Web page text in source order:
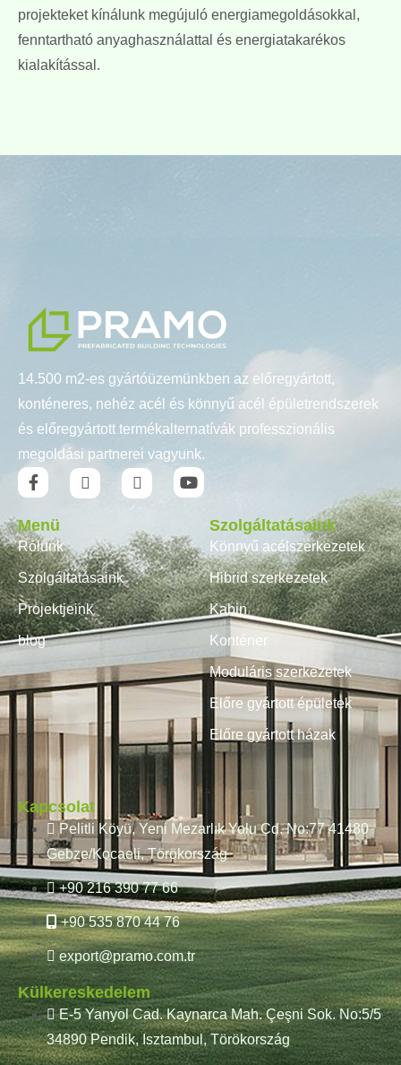
projekteket kínálunk megújuló energiamegoldásokkal,
fenntartható anyaghasználattal és energiatakarékos
kialakítással.
14.500 m2-es gyártóüzemünkben az előregyártott,
konténeres, nehéz acél és könnyű acél épületrendszerek
és előregyártott termékalternatívák professzionális
megoldási partnerei vagyunk.
Menü
Rólunk
Szolgáltatásaink
Projektjeink
blog
Szolgáltatásaink
Könnyű acélszerkezetek
Hibrid szerkezetek
Kabin
Konténer
Moduláris szerkezetek
Előre gyártott épületek
Előre gyártott házak
Kapcsolat
Pelitli Köyü, Yeni Mezarlık Yolu Cd. No:77 41480
Gebze/Kocaeli, Törökország
+90 216 390 77 66
+90 535 870 44 76
export@pramo.com.tr
Külkereskedelem
E-5 Yanyol Cad. Kaynarca Mah. Çeşni Sok. No:5/5
34890 Pendik, Isztambul, Törökország